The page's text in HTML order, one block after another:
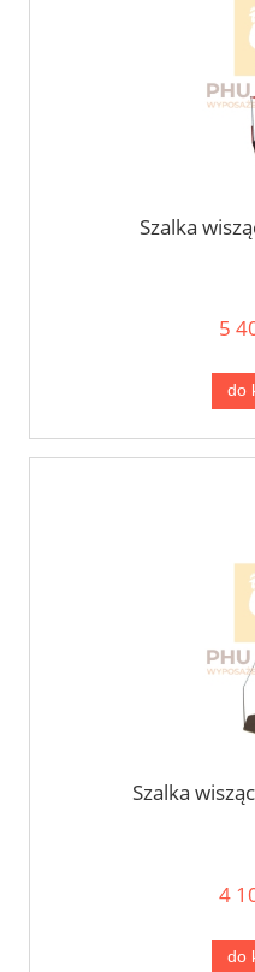
Szalka
5
do
Szalka
4
do